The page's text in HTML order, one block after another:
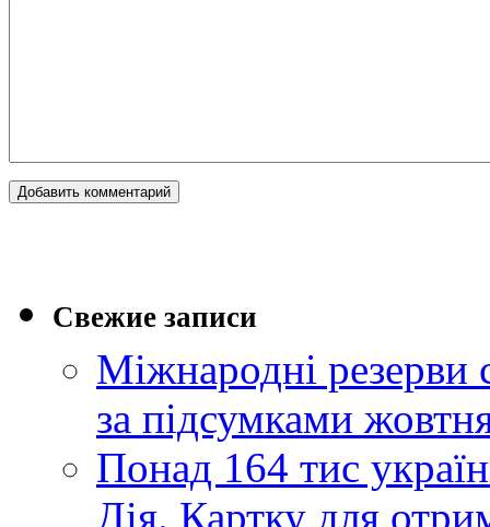
Свежие записи
Міжнародні
за підсумками
Понад 164 тис
Дія. Картку для